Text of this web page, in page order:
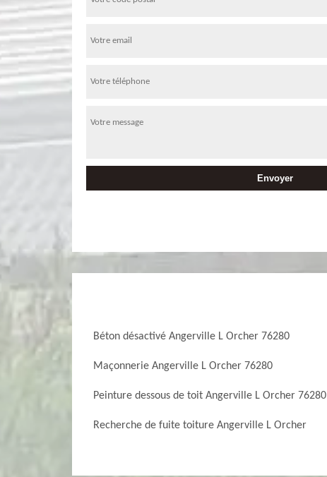
Béton désactivé Angerville L Orcher 76280
Maçonnerie Angerville L Orcher 76280
Peinture dessous de toit Angerville L Orcher 76280
Recherche de fuite toiture Angerville L Orcher